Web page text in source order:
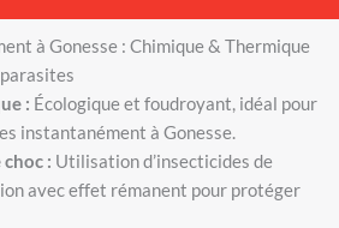
à Gonesse : Chimique & Thermique
: Écologique et foudroyant, idéal pour
instantanément à Gonesse.
: Utilisation d’insecticides de
avec effet rémanent pour protéger